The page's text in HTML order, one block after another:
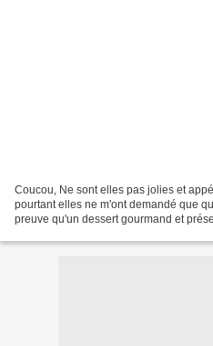
Coucou, Ne sont elles pas jolies et
pourtant elles ne m'ont demandé que
preuve qu'un dessert gourmand et